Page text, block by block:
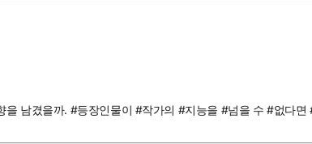
남겼을까. #등장인물이 #작가의 #지능을 #넘을 수 #없다